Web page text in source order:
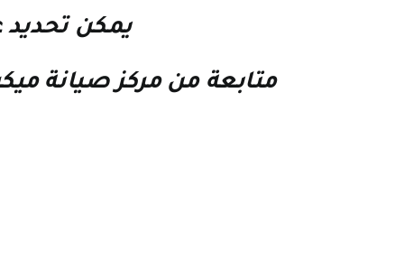
يمكن
متابعة من مركز صيانة